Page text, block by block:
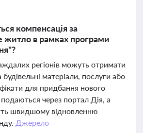
компенсація за
в рамках програми
регіонів можуть отримати
будівельні матеріали, послуги або
для придбання нового
через портал Дія, а
швидшому відновленню
Джерело